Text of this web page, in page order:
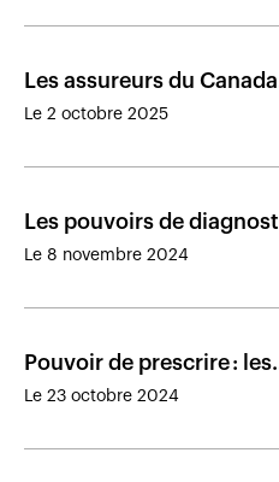
Les assureurs du Canada
adopteront un formulaire
Le 2 octobre 2025
Les pouvoirs de
de prescriptions des
Le 8 novembre 2024
Pouvoir de prescrire : les
médecins craignent un
Le 23 octobre 2024